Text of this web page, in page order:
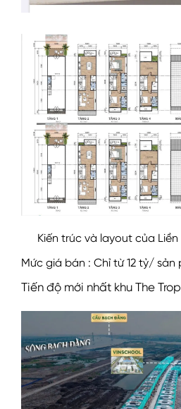
Kiến trúc và layout của Liền
Mức giá bán : Chỉ từ 12 tỷ/ sản
Tiến độ mới nhất khu The